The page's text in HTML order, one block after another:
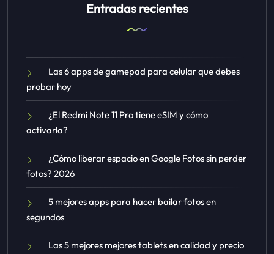
Entradas recientes
Las 6 apps de gamepad para celular que debes
probar hoy
¿El Redmi Note 11 Pro tiene eSIM y cómo
activarla?
¿Cómo liberar espacio en Google Fotos sin perder
fotos? 2026
5 mejores apps para hacer bailar fotos en
segundos
Las 5 mejores mejores tablets en calidad y precio